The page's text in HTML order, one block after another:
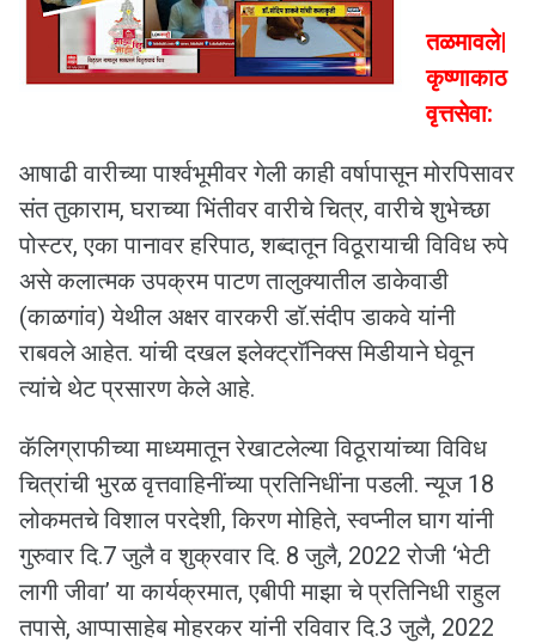
तळमावले|
कृष्णाकाठ
वृत्तसेवा:
आषाढी वारीच्या पार्श्वभूमीवर गेली काही वर्षापासून मोरपिसावर
संत तुकाराम, घराच्या भिंतीवर वारीचे चित्र, वारीचे शुभेच्छा
पोस्टर, एका पानावर हरिपाठ, शब्दातून विठूरायाची विविध रुपे
असे कलात्मक उपक्रम पाटण तालुक्यातील डाकेवाडी
(काळगांव) येथील अक्षर वारकरी डाॅ.संदीप डाकवे यांनी
राबवले आहेत. यांची दखल इलेक्ट्राॅनिक्स मिडीयाने घेवून
त्यांचे थेट प्रसारण केले आहे.
कॅलिग्राफीच्या माध्यमातून रेखाटलेल्या विठूरायांच्या विविध
चित्रांची भुरळ वृत्तवाहिनींच्या प्रतिनिधींना पडली. न्यूज 18
लोकमतचे विशाल परदेशी, किरण मोहिते, स्वप्नील घाग यांनी
गुरुवार दि.7 जुलै व शुक्रवार दि. 8 जुलै, 2022 रोजी ‘भेटी
लागी जीवा’ या कार्यक्रमात, एबीपी माझा चे प्रतिनिधी राहुल
तपासे, आप्पासाहेब मोहरकर यांनी रविवार दि.3 जुलै, 2022